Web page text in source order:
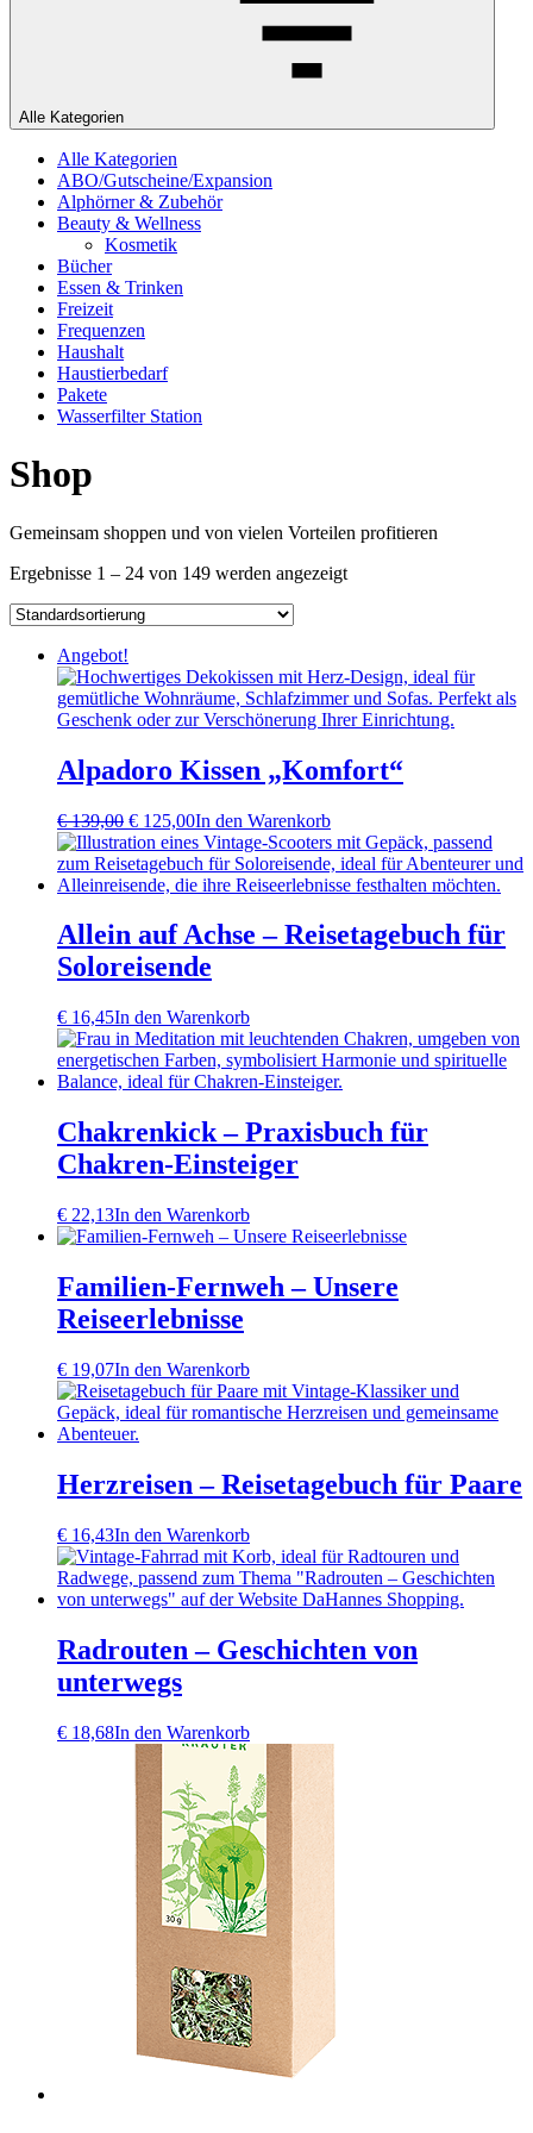
Alle Kategorien
Alle Kategorien
ABO/Gutscheine/Expansion
Alphörner & Zubehör
Beauty & Wellness
Kosmetik
Bücher
Essen & Trinken
Freizeit
Frequenzen
Haushalt
Haustierbedarf
Pakete
Wasserfilter Station
Shop
Gemeinsam shoppen und von vielen Vorteilen profitieren
Ergebnisse 1 – 24 von 149 werden angezeigt
Angebot!
Alpadoro Kissen „Komfort“
€139,00 Ursprünglicher
Preis
war:
€ 139,00
€ 125,00Aktueller
Preis
ist:
€ 125,00.
In den Warenkorb
Allein auf Achse – Reisetagebuch für
Soloreisende
€ 16,45In den Warenkorb
Chakrenkick – Praxisbuch für
Chakren-Einsteiger
€ 22,13In den Warenkorb
Familien-Fernweh – Unsere
Reiseerlebnisse
€ 19,07In den Warenkorb
Herzreisen – Reisetagebuch für Paare
€ 16,43In den Warenkorb
Radrouten – Geschichten von
unterwegs
€ 18,68In den Warenkorb